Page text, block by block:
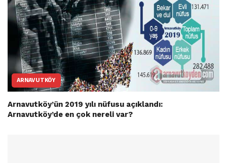
ARNAVUTKÖY
Arnavutköy’ün 2019 yılı nüfusu açıklandı:
Arnavutköy’de en çok nereli var?